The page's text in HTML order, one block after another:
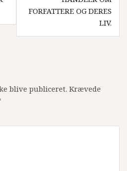
FORFATTERE OG DERES
LIV.
blive publiceret. Krævede